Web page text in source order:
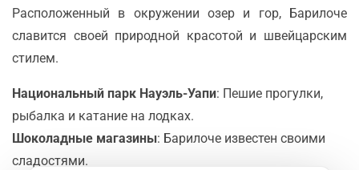
Расположенный в окружении озер и гор, Барилоче
славится своей природной красотой и швейцарским
стилем.
Национальный парк Науэль-Уапи: Пешие прогулки,
рыбалка и катание на лодках.
Шоколадные магазины: Барилоче известен своими
сладостями.